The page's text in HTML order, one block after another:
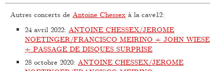
Autres concerts de Antoine Chessex à la cave12:
24 avril 2022:ANTOINE CHESSEX/JEROME
NOETINGER/FRANCISCO MEIRINO + JOHN WIESE
+ PASSAGE DE DISQUES SURPRISE
28 octobre 2020:ANTOINE CHESSEX/JEROME